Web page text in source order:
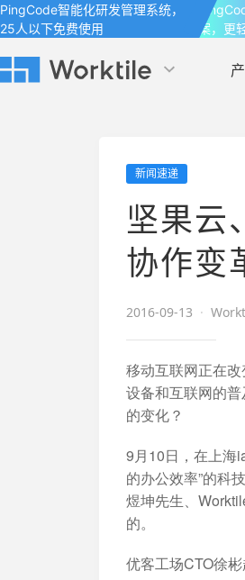
PingCode智能化研发管理系统，
25人以下免费使用
案，更
以项目化的方式管理企业任务
Worktile 旗下智能化研
Worktile 旗下智能化研
全面了解 Worktile 的使用方法和技巧
通过企业内训、管理咨询帮助企业落
加入开放平台，打造更好的开放平台
Worktile 旗下智能化研
新闻速递
坚果云
协作变
2016-09-13 ·
移动互联网正在
设备和互联网的
的变化？
9月10日，在上海
的办公效率”的科
煜坤先生、
的。
优客工场CTO徐